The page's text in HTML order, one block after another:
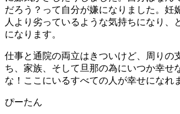
だろう？って自分が嫌になりました。妊
人より劣っているような気持ちになり、
になります。
仕事と通院の両立はきついけど、周りの
ち、家族、そして旦那の為にいつか幸せ
な！ここにいるすべての人が幸せになれ
ぴーたん